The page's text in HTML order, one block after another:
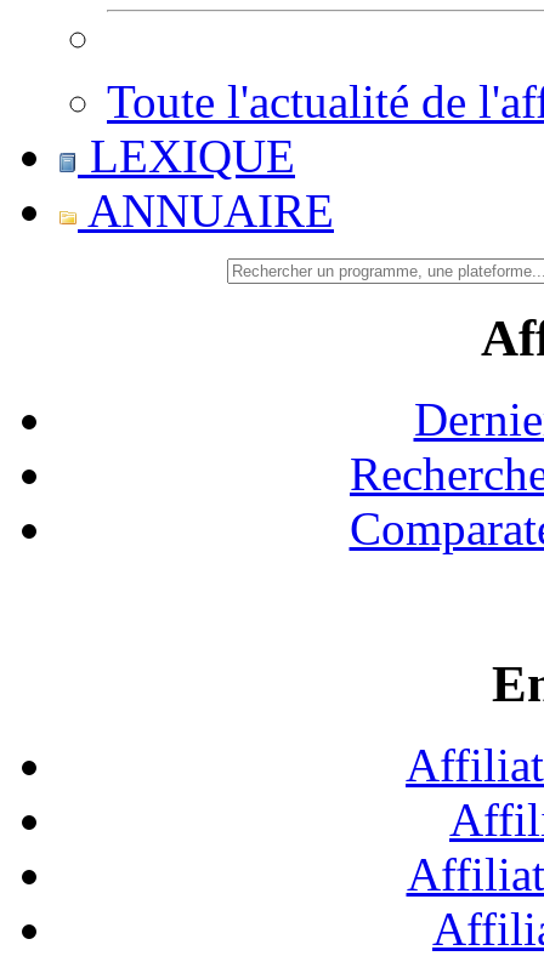
Toute l'actualité de
LEXIQUE
ANNUAIRE